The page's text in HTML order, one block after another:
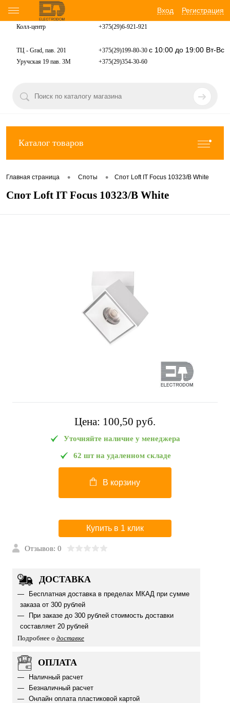
Вход Регистрация
Колл-центр +375(29)6-921-921
ТЦ - Grad, пав. 201 +375(29)199-80-30 с 10:00 до 19:00 Вт-Вс
Уручская 19 пав. 3М +375(29)354-30-60
Каталог товаров
Главная страница • Споты • Спот Loft IT Focus 10323/B White
Спот Loft IT Focus 10323/B White
Цена: 100,50 pуб.
Уточняйте наличие у менеджера
62 шт на удаленном складе
В корзину
Купить в 1 клик
Отзывов: 0
ДОСТАВКА
Бесплатная доставка в пределах МКАД при сумме
заказа от 300 рублей
При заказе до 300 рублей стоимость доставки
составляет 20 рублей
Подробнее о доставке
ОПЛАТА
Наличный расчет
Безналичный расчет
Онлайн оплата пластиковой картой